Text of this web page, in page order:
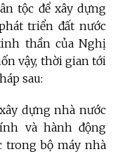
tộc đểxây dựng
triển đất nước
thần của Nghị
vậy, thời gian tới
sau:
dựng nhà nước
và hành động
trong bộ máy nhà